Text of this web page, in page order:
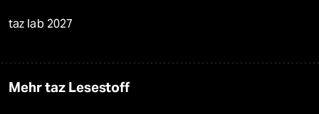
taz lab 2027
Mehr taz Lesestoff